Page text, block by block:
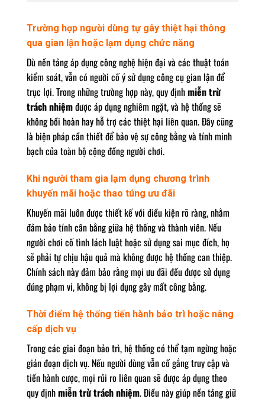
Trường hợp người dùng tự gây thiệt hại thông
qua gian lận hoặc lạm dụng chức năng
Dù nền tảng áp dụng công nghệ hiện đại và các thuật toán
kiểm soát, vẫn có người cố ý sử dụng công cụ gian lận để
trục lợi. Trong những trường hợp này, quy địnhmiễn trừ
trách nhiệmđược áp dụng nghiêm ngặt, và hệ thống sẽ
không bồi hoàn hay hỗ trợ các thiệt hại liên quan. Đây cũng
là biện pháp cần thiết để bảo vệ sự công bằng và tính minh
bạch của toàn bộ cộng đồng người chơi.
Khi người tham gia lạm dụng chương trình
khuyến mãi hoặc thao túng ưu đãi
Khuyến mãi luôn được thiết kế với điều kiện rõ ràng, nhằm
đảm bảo tính cân bằng giữa hệ thống và thành viên. Nếu
người chơi cố tình lách luật hoặc sử dụng sai mục đích, họ
sẽ phải tự chịu hậu quả mà không được hệ thống can thiệp.
Chính sách này đảm bảo rằng mọi ưu đãi đều được sử dụng
đúng phạm vi, không bị lợi dụng gây mất công bằng.
Thời điểm hệ thống tiến hành bảo trì hoặc nâng
cấp dịch vụ
Trong các giai đoạn bảo trì, hệ thống có thể tạm ngừng hoặc
gián đoạn dịch vụ. Nếu người dùng vẫn cố gắng truy cập và
tiến hành cược, mọi rủi ro liên quan sẽ được áp dụng theo
quy địnhmiễn trừ trách nhiệm. Điều này giúp nền tảng giữ